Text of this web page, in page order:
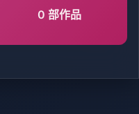
0 部作品